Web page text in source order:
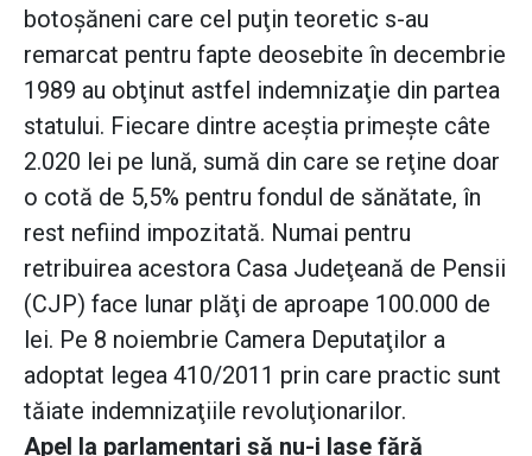
botoşăneni care cel puţin teoretic s-au
remarcat pentru fapte deosebite în decembrie
1989 au obţinut astfel indemnizaţie din partea
statului. Fiecare dintre aceştia primeşte câte
2.020 lei pe lună, sumă din care se reţine doar
o cotă de 5,5% pentru fondul de sănătate, în
rest nefiind impozitată. Numai pentru
retribuirea acestora Casa Judeţeană de Pensii
(CJP) face lunar plăţi de aproape 100.000 de
lei. Pe 8 noiembrie Camera Deputaţilor a
adoptat legea 410/2011 prin care practic sunt
tăiate indemnizaţiile revoluţionarilor.
Apel la parlamentari să nu-i lase fără